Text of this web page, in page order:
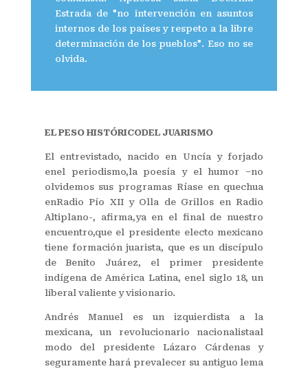
Estrada de "no intervención en asuntos
internos de los países y respeto a la libre
determinación de los pueblos". Eso no se
olvida.
EL PESO HISTÓRICODEL JUARISMO
El entrevistado, nacido en Uncía y forjado
enel periodismo,la poesía y el humor –no
olvidemos sus programas Ríase en quechua
enRadio Pío XII y Olla de Grillos en Radio
Altiplano-, afirma,ya en el final de nuestro
encuentro,que el presidente electo mexicano
tiene formación juarista, que es un discípulo
de Benito Juárez, el primer presidente
indígena de América Latina, enel siglo 18, un
liberal valiente y visionario.
Andrés Manuel es un izquierdista a la
mexicana, un revolucionario nacionalistaal
modo del presidente Lázaro Cárdenas y
seguramente hará prevalecer su antiguo lema